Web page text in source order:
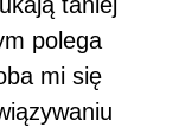
polega
mi się